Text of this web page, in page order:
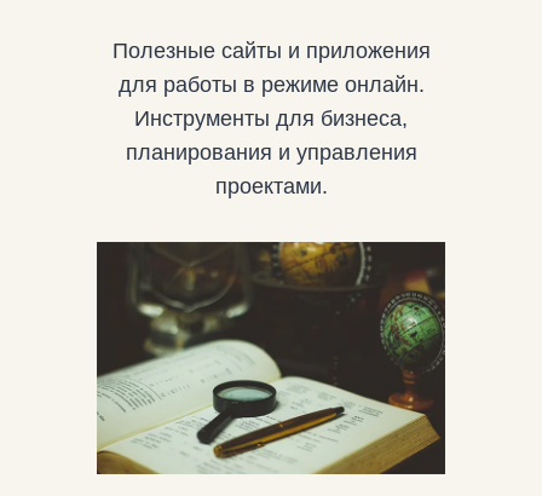
Полезные сайты и приложения
для работы в режиме онлайн.
Инструменты для бизнеса,
планирования и управления
проектами.